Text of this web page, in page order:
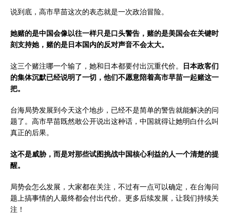
说到底，高市早苗这次的表态就是一次政治冒险。
她赌的是中国会像以往一样只是口头警告，赌的是美国会在关键时
刻支持她，赌的是日本国内的反对声音不会太大。
这三个赌注哪一个输了，她和日本都要付出沉重代价。 日本政客们
的集体沉默已经说明了一切，他们不愿意陪着高市早苗一起赌这一
把。
台海局势发展到今天这个地步，已经不是简单的警告就能解决的问
题了。高市早苗既然敢公开说出这种话，中国就得让她明白什么叫
真正的后果。
这不是威胁，而是对那些试图挑战中国核心利益的人一个清楚的提
醒。
局势会怎么发展，大家都在关注，不过有一点可以确定，在台海问
题上搞事情的人最终都会付出代价。更多后续发展，让我们持续关
注！